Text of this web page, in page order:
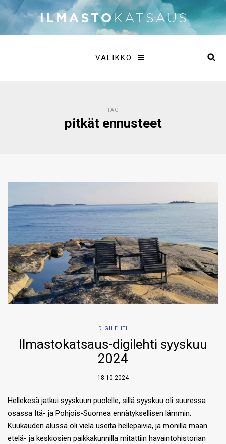
VALIKKO
TAG
pitkät ennusteet
DIGILEHTI
Ilmastokatsaus-digilehti syyskuu
2024
18.10.2024
Hellekesä jatkui syyskuun puolelle, sillä syyskuu oli suuressa
osassa Itä- ja Pohjois-Suomea ennätyksellisen lämmin.
Kuukauden alussa oli vielä useita hellepäiviä, ja monilla maan
etelä- ja keskiosien paikkakunnilla mitattiin havaintohistorian